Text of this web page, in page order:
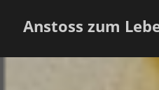
Anstoss zum